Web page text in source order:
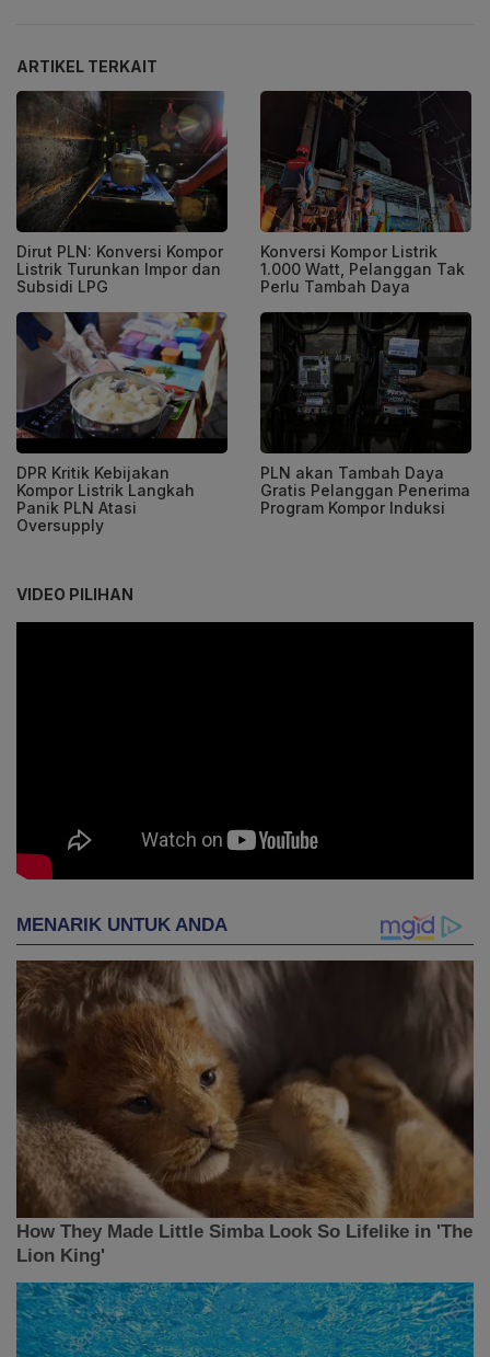
ARTIKEL TERKAIT
Dirut PLN: Konversi Kompor
Listrik Turunkan Impor dan
Subsidi LPG
Konversi Kompor Listrik
1.000 Watt, Pelanggan Tak
Perlu Tambah Daya
DPR Kritik Kebijakan
Kompor Listrik Langkah
Panik PLN Atasi
Oversupply
PLN akan Tambah Daya
Gratis Pelanggan Penerima
Program Kompor Induksi
VIDEO PILIHAN